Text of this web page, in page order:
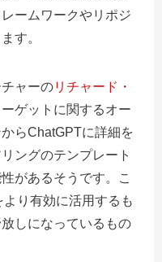
ームワークやリポジ
す。
ャーのリチャード・
ゲットに関するオー
らChatGPTに詳細を
ングのテンプレート
があるそうです。こ
り有効に活用するも
しになっているもの